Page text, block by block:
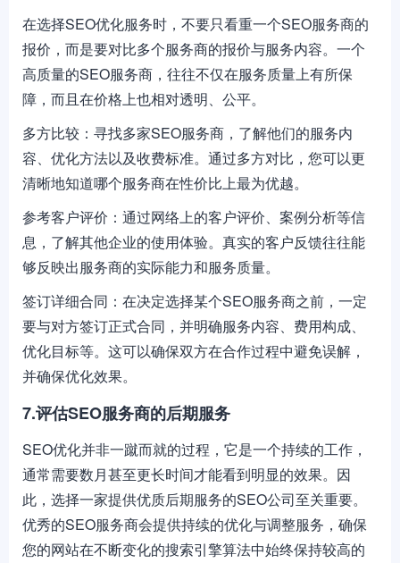
在选择SEO优化服务时，不要只看重一个SEO服务商的
报价，而是要对比多个服务商的报价与服务内容。一个
高质量的SEO服务商，往往不仅在服务质量上有所保
障，而且在价格上也相对透明、公平。
多方比较：寻找多家SEO服务商，了解他们的服务内
容、优化方法以及收费标准。通过多方对比，您可以更
清晰地知道哪个服务商在性价比上最为优越。
参考客户评价：通过网络上的客户评价、案例分析等信
息，了解其他企业的使用体验。真实的客户反馈往往能
够反映出服务商的实际能力和服务质量。
签订详细合同：在决定选择某个SEO服务商之前，一定
要与对方签订正式合同，并明确服务内容、费用构成、
优化目标等。这可以确保双方在合作过程中避免误解，
并确保优化效果。
7.评估SEO服务商的后期服务
SEO优化并非一蹴而就的过程，它是一个持续的工作，
通常需要数月甚至更长时间才能看到明显的效果。因
此，选择一家提供优质后期服务的SEO公司至关重要。
优秀的SEO服务商会提供持续的优化与调整服务，确保
您的网站在不断变化的搜索引擎算法中始终保持较高的